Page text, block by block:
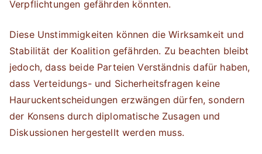
Verpflichtungen gefährden könnten.
Diese Unstimmigkeiten können die Wirksamkeit und
Stabilität der Koalition gefährden. Zu beachten bleibt
jedoch, dass beide Parteien Verständnis dafür haben,
dass Verteidungs- und Sicherheitsfragen keine
Hauruckentscheidungen erzwängen dürfen, sondern
der Konsens durch diplomatische Zusagen und
Diskussionen hergestellt werden muss.